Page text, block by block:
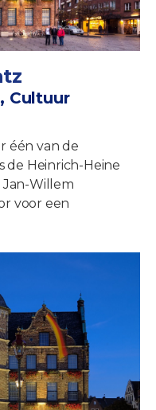
Cultuur
één van de
de Heinrich-Heine
Willem
voor een